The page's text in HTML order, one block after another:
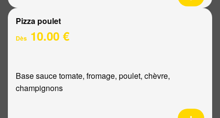
Pizza poulet
Dès 10.00 €
Base sauce tomate, fromage, poulet, chèvre,
champignons